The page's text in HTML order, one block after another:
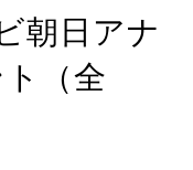
朝日アナ
（全